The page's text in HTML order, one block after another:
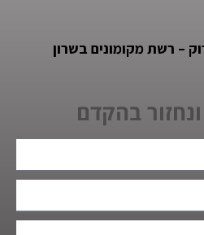
– רשת מקומונים בשרון
בהקדם